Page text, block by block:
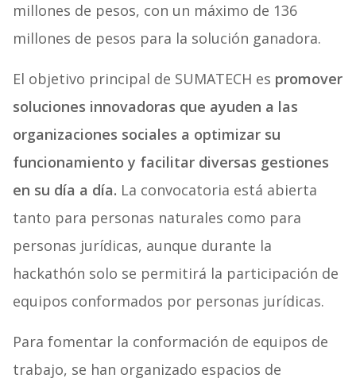
millones de pesos, con un máximo de 136
millones de pesos para la solución ganadora.
El objetivo principal de SUMATECH es promover
soluciones innovadoras que ayuden a las
organizaciones sociales a optimizar su
funcionamiento y facilitar diversas gestiones
en su día a día. La convocatoria está abierta
tanto para personas naturales como para
personas jurídicas, aunque durante la
hackathón solo se permitirá la participación de
equipos conformados por personas jurídicas.
Para fomentar la conformación de equipos de
trabajo, se han organizado espacios de